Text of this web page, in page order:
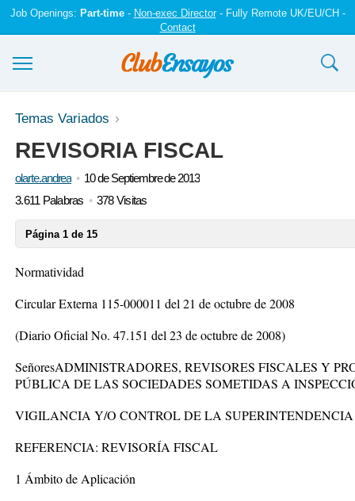
Job Openings: Part-time- Non-exec Director- Fully Remote UK/EU/CH -
Contact
Ensayos y trabajos
Registrarse
Iniciar sesión
Temas Variados
REVISORIA FISCAL
olarte.andrea
10 de Septiembre de 2013
3.611 Palabras
378 Visitas
Página 1 de 15
Normatividad
Circular Externa 115-000011 del 21 de octubre de 2008
(Diario Oficial No. 47.151 del 23 de octubre de 2008)
SeñoresADMINISTRADORES, REVISORES FISCALES Y
PÚBLICA DE LAS SOCIEDADES SOMETIDAS A
VIGILANCIA Y/O CONTROL DE LA SUPERINTENDENCIA
REFERENCIA: REVISORÍA FISCAL
1 Ámbito de Aplicación